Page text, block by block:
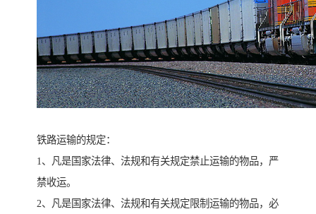
铁路运输的规定：
1、凡是国家法律、法规和有关规定禁止运输的物品，严
禁收运。
2、凡是国家法律、法规和有关规定限制运输的物品，必